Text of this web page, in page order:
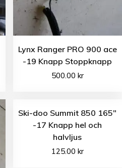
Lynx Ranger PRO 900 ace
-19 Knapp Stoppknapp
500.00 kr
Ski-doo Summit 850 165″
-17 Knapp hel och
halvljus
125.00 kr